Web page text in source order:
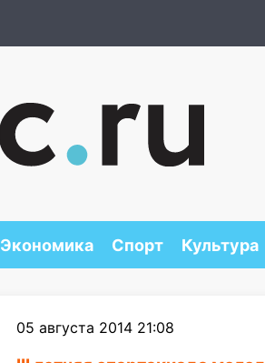
Экономика Спорт Культура
05 августа 2014 21:08